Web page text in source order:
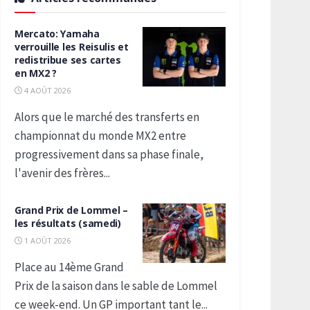
Mercato: Yamaha
verrouille les Reisulis et
redistribue ses cartes
en MX2 ?
4 AOÛT 2026
Alors que le marché des transferts en
championnat du monde MX2 entre
progressivement dans sa phase finale,
l'avenir des frères...
Grand Prix de Lommel –
les résultats (samedi)
1 AOÛT 2026
Place au 14ème Grand
Prix de la saison dans le sable de Lommel
ce week-end. Un GP important tant le...